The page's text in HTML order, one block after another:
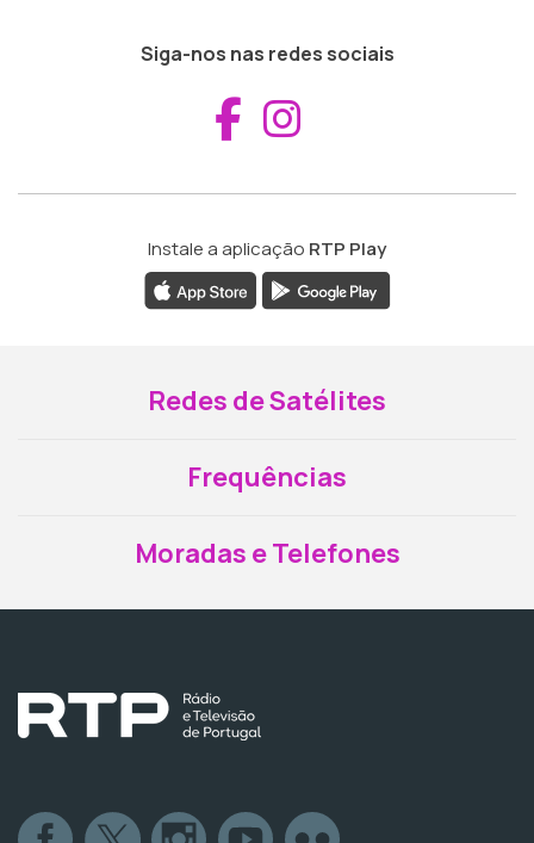
Siga-nos nas redes sociais
Aceder ao
Instale a aplicação RTP Play
Redes de Satélites
Frequências
Moradas e Telefones